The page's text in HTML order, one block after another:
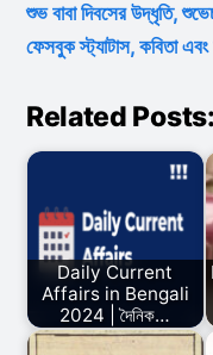
শুভ বাবা দিবসের উদ্ধৃতি,
ফেসবুক স্ট্যাটাস, কবিতা
Related Posts:
Daily Current
Affairs in Bengali
2024 | দৈনিক…